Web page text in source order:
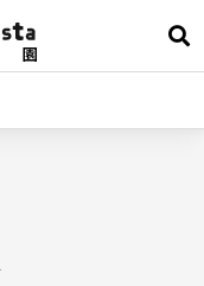
展